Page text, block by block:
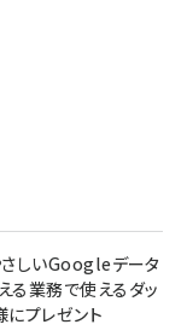
しいGoogleデータ
る業務で使えるダッ
にプレゼント